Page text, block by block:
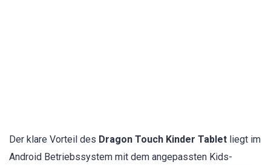
Der klare Vorteil des Dragon Touch Kinder Tablet liegt im
Android Betriebssystem mit dem angepassten Kids-